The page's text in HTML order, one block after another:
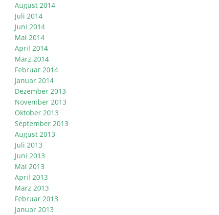
August 2014
Juli 2014
Juni 2014
Mai 2014
April 2014
März 2014
Februar 2014
Januar 2014
Dezember 2013
November 2013
Oktober 2013
September 2013
August 2013
Juli 2013
Juni 2013
Mai 2013
April 2013
März 2013
Februar 2013
Januar 2013